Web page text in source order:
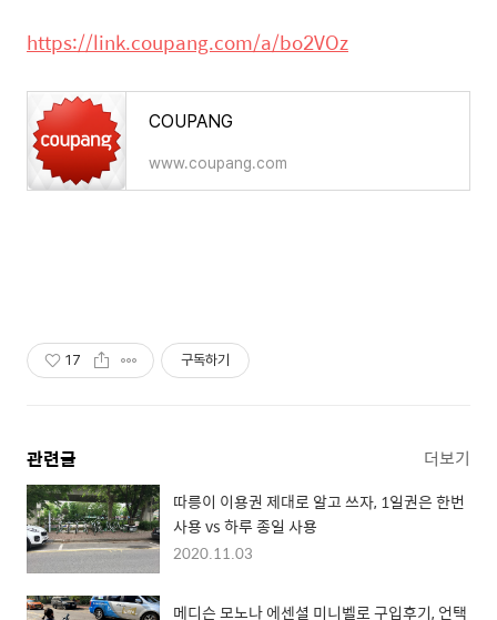
https://link.coupang.com/a/bo2VOz
COUPANG
www.coupang.com
17 구독하기
관련글 더보기
따릉이 이용권 제대로 알고 쓰자, 1일권은 한번
사용 vs 하루 종일 사용
2020.11.03
메디슨 모노나 에센셜 미니벨로 구입후기, 언택